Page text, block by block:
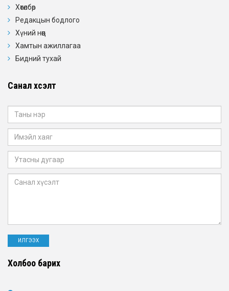
Хөтөлбөр
Редакцын бодлого
Хүний нөөц
Хамтын ажиллагаа
Бидний тухай
Санал хүсэлт
Холбоо барих